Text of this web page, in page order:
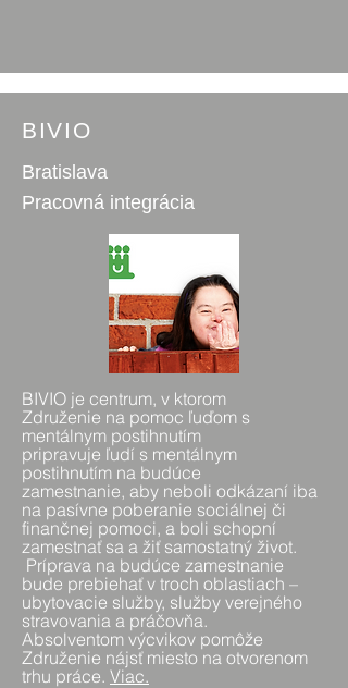
BIVIO
Bratislava
Pracovná integrácia
BIVIO je centrum, v ktorom
Združenie na pomoc ľuďom s
mentálnym postihnutím
pripravuje ľudí s mentálnym
postihnutím na budúce
zamestnanie, aby neboli odkázaní iba
na pasívne poberanie sociálnej či
finančnej pomoci, a boli schopní
zamestnať sa a žiť samostatný život.
Príprava na budúce zamestnanie
bude prebiehať v troch oblastiach –
ubytovacie služby, služby verejného
stravovania a práčovňa.
Absolventom výcvikov pomôže
Združenie nájsť miesto na otvorenom
trhu práce. Viac.